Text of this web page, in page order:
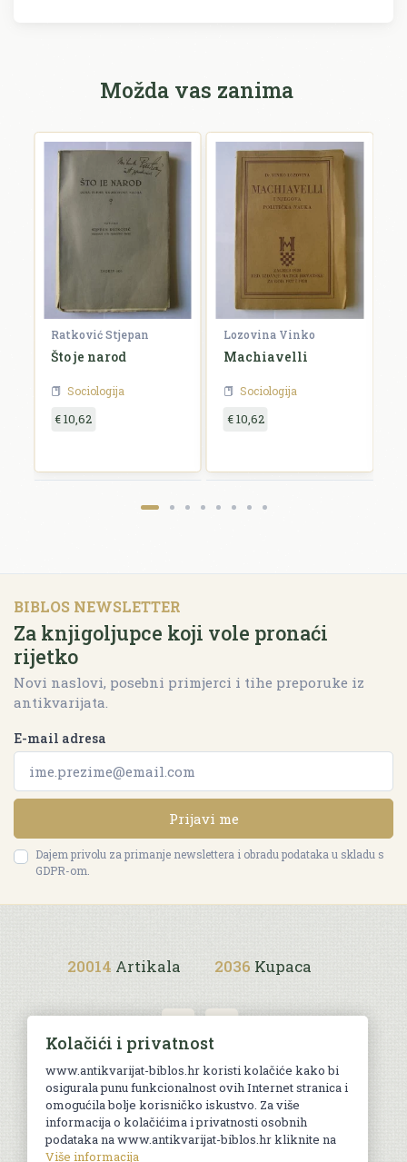
Možda vas zanima
Ratković Stjepan
Što je narod
Sociologija
€ 10,62
Lozovina Vinko
Machiavelli
Sociologija
€ 10,62
BIBLOS NEWSLETTER
Za knjigoljupce koji vole pronaći
rijetko
Novi naslovi, posebni primjerci i tihe preporuke iz
antikvarijata.
E-mail adresa
Prijavi me
Dajem privolu za primanje newslettera i obradu podataka u skladu s
GDPR-om.
20014 Artikala 2036 Kupaca
Uvjeti kupnje
Kolačići i privatnost
www.antikvarijat-biblos.hr koristi kolačiće kako bi
osigurala punu funkcionalnost ovih Internet stranica i
omogućila bolje korisničko iskustvo. Za više
informacija o kolačićima i privatnosti osobnih
podataka na www.antikvarijat-biblos.hr kliknite na
Više informacija